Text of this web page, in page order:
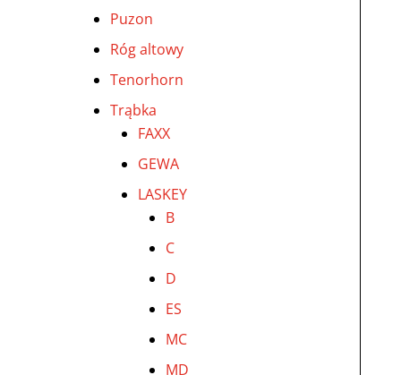
Puzon
Róg altowy
Tenorhorn
Trąbka
FAXX
GEWA
LASKEY
B
C
D
ES
MC
MD